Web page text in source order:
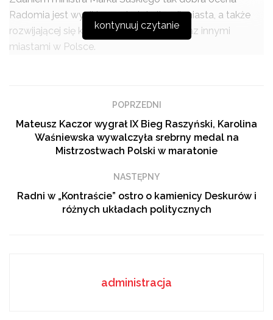
Radomia jest wynikiem m.in. lokalizacji miasta, a także
rozwijającej się komunikacji ze stolicą oraz innymi
miastami w Polsce.
Czy degradacja ogniwa w iPhone 13 Pro to planowane
postarzanie, czy nieunikniona fizyka?
GOZ to inwestycja w przyszłość, nie koszt
100 kilometrów jest odległością przyjmowaną jako coś
kontynuuj czytanie
POPRZEDNI
Mateusz Kaczor wygrał IX Bieg Raszyński, Karolina
Waśniewska wywalczyła srebrny medal na
Mistrzostwach Polski w maratonie
NASTĘPNY
Radni w „Kontraście” ostro o kamienicy Deskurów i
różnych układach politycznych
administracja